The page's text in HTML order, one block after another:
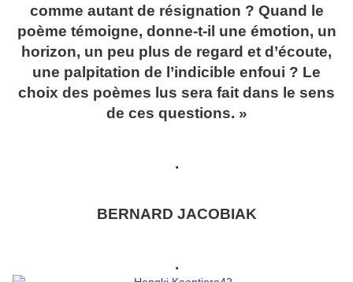
comme autant de résignation ? Quand le
poème témoigne, donne-t-il une émotion, un
horizon, un peu plus de regard et d’écoute,
une palpitation de l’indicible enfoui ? Le
choix des poèmes lus sera fait dans le sens
de ces questions. »
.
BERNARD JACOBIAK
.